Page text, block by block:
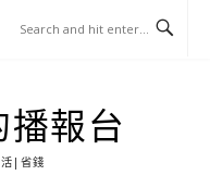
播報台
|省錢